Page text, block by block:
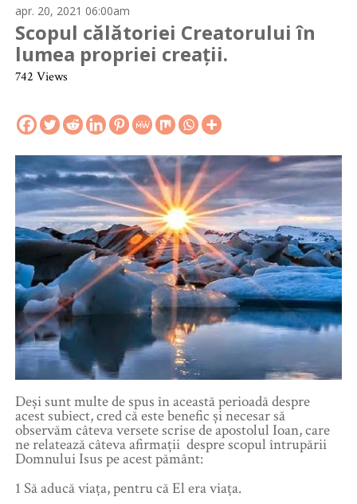
apr. 20, 2021 06:00am
Scopul călătoriei Creatorului în
lumea propriei creații.
742 Views
Deși sunt multe de spus în această perioadă despre
acest subiect, cred că este benefic și necesar să
observăm câteva versete scrise de apostolul Ioan, care
ne relatează câteva afirmații despre scopul întrupării
Domnului Isus pe acest pământ:
1 Să aducă viața, pentru că El era viața.